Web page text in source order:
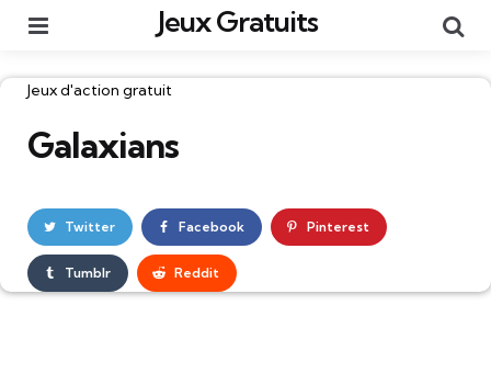
Jeux Gratuits
Catégories
Jeux d'action gratuit
Galaxians
Twitter Facebook Pinterest
Tumblr Reddit